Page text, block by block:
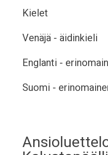
Kielet
Venäjä - äidinkieli
Englanti -
Suomi -